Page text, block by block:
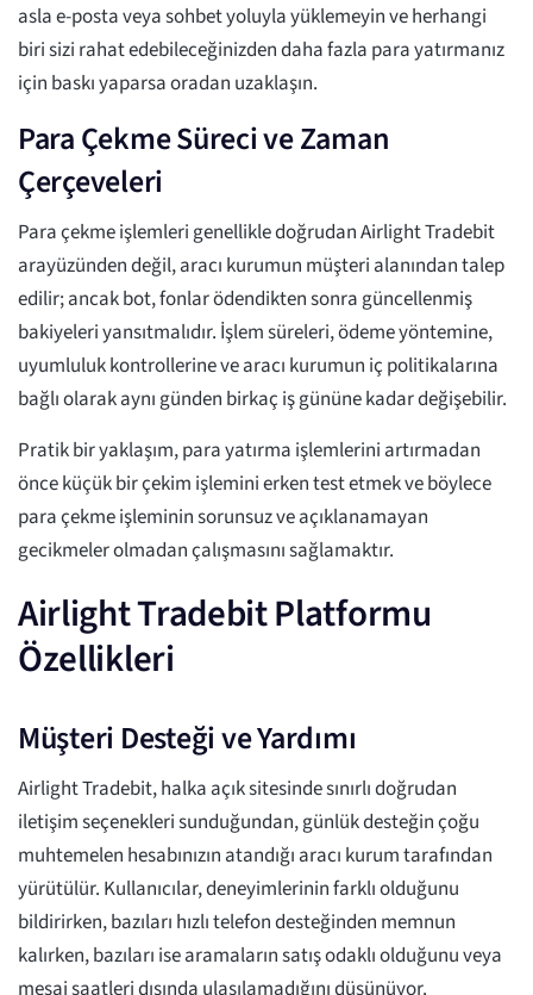
asla e-posta veya sohbet yoluyla yüklemeyin ve herhangi
biri sizi rahat edebileceğinizden daha fazla para yatırmanız
için baskı yaparsa oradan uzaklaşın.
Para Çekme Süreci ve Zaman
Çerçeveleri
Para çekme işlemleri genellikle doğrudan Airlight Tradebit
arayüzünden değil, aracı kurumun müşteri alanından talep
edilir; ancak bot, fonlar ödendikten sonra güncellenmiş
bakiyeleri yansıtmalıdır. İşlem süreleri, ödeme yöntemine,
uyumluluk kontrollerine ve aracı kurumun iç politikalarına
bağlı olarak aynı günden birkaç iş gününe kadar değişebilir.
Pratik bir yaklaşım, para yatırma işlemlerini artırmadan
önce küçük bir çekim işlemini erken test etmek ve böylece
para çekme işleminin sorunsuz ve açıklanamayan
gecikmeler olmadan çalışmasını sağlamaktır.
Airlight Tradebit Platformu
Özellikleri
Müşteri Desteği ve Yardımı
Airlight Tradebit, halka açık sitesinde sınırlı doğrudan
iletişim seçenekleri sunduğundan, günlük desteğin çoğu
muhtemelen hesabınızın atandığı aracı kurum tarafından
yürütülür. Kullanıcılar, deneyimlerinin farklı olduğunu
bildirirken, bazıları hızlı telefon desteğinden memnun
kalırken, bazıları ise aramaların satış odaklı olduğunu veya